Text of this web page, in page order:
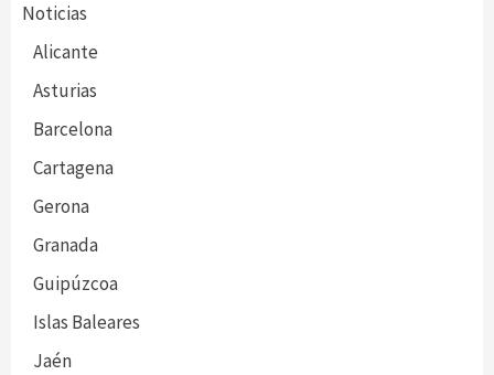
Noticias
Alicante
Asturias
Barcelona
Cartagena
Gerona
Granada
Guipúzcoa
Islas Baleares
Jaén